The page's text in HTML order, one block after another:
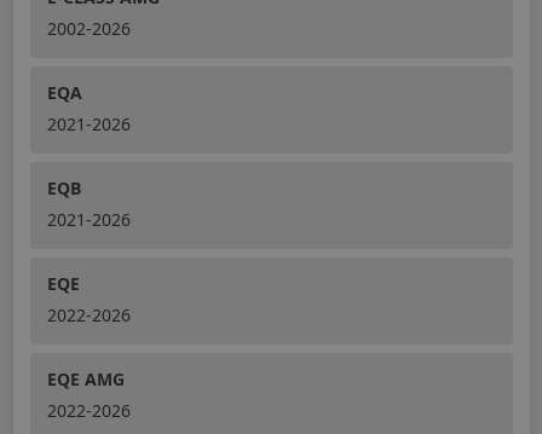
2002-2026
EQA
2021-2026
EQB
2021-2026
EQE
2022-2026
EQE AMG
2022-2026